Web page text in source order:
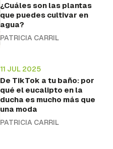
¿Cuáles son las plantas
que puedes cultivar en
agua?
PATRICIA CARRIL
11 JUL 2025
De TikTok a tu baño: por
qué el eucalipto en la
ducha es mucho más que
una moda
PATRICIA CARRIL